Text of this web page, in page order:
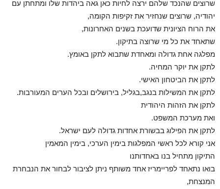
שרוצים שהנכד שלהם ירצה לחיות כאן גאה ביהדות שלו ומתחתן עם
יהודיה, שרוצים שנחזיר את זקיפות הקומה,
את הרוח הציונית שדועכת בשנים האחרונות,
שתאחד את כל מי שרוצה בתיקון.
מפלגה אחת גדולה ומאחדת שתבוא לתקן באומץ.
לתקן את יוקר המחיה.
לתקן את הביטחון האישי.
לתקן את המשילות בנגב,בגליל, בירושלים ובכל הערים המעורבות.
לתקן את הזהות היהודית
ואת מערכת המשפט.
לתקן את הפילוג בבשורת אחדות גדולה לעם ישראל.
אני קורא לכל ראשי המפלגות בימין הערכי, בימין המאמין
התיקון מתחיל בנו באחדותנו
בואו נתאחד לפריימריז אחד משותף ניתן לציבור לבחור את הנבחרת
המנצחת,